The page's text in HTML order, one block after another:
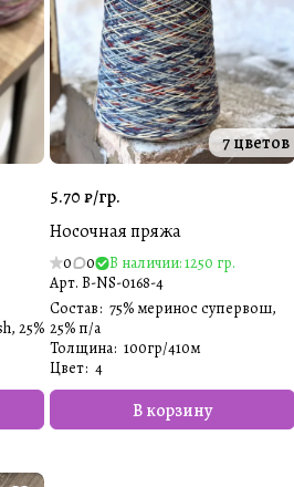
25%
7 цветов
5.70 ₽/гр.
Носочная пряжа
0 0
В наличии: 1250 гр.
Арт. B-NS-0168-4
В корзину
Состав: 75% меринос супервош,
25% п/а
Толщина: 100гр/410м
Цвет: 4